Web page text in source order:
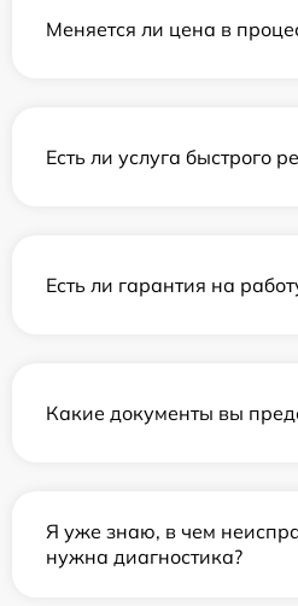
Меняется ли цена в
Есть ли услуга быстрого
Есть ли гарантия на
Какие документы вы
Я уже знаю, в чем
нужна диагностика?